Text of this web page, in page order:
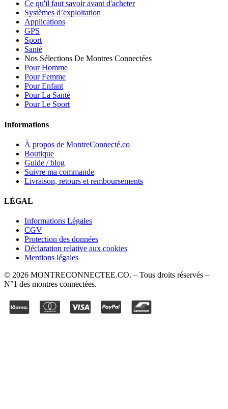
Ce qu'il faut savoir avant d'acheter
Systèmes d’exploitation
Applications
GPS
Sport
Santé
Nos Sélections De Montres Connectées
Pour Homme
Pour Femme
Pour Enfant
Pour La Santé
Pour Le Sport
Informations
À propos de MontreConnecté.co
Boutique
Guide / blog
Suivre ma commande
Livraison, retours et remboursements
LÉGAL
Informations Légales
CGV
Protection des données
Déclaration relative aux cookies
Mentions légales
© 2026 MONTRECONNECTEE.CO. – Tous droits réservés –
N°1 des montres connectées.